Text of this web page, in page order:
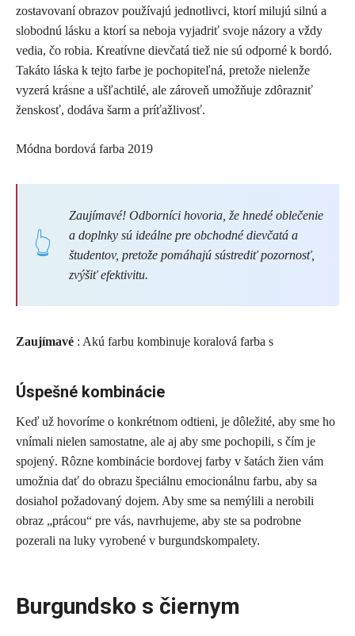
zostavovaní obrazov používajú jednotlivci, ktorí milujú silnú a
slobodnú lásku a ktorí sa neboja vyjadriť svoje názory a vždy
vedia, čo robia. Kreatívne dievčatá tiež nie sú odporné k bordó.
Takáto láska k tejto farbe je pochopiteľná, pretože nielenže
vyzerá krásne a ušľachtilé, ale zároveň umožňuje zdôrazniť
ženskosť, dodáva šarm a príťažlivosť.
Módna bordová farba 2019
Zaujímavé! Odborníci hovoria, že hnedé oblečenie
a doplnky sú ideálne pre obchodné dievčatá a
študentov, pretože pomáhajú sústrediť pozornosť,
zvýšiť efektivitu.
Zaujímavé : Akú farbu kombinuje koralová farba s
Úspešné kombinácie
Keď už hovoríme o konkrétnom odtieni, je dôležité, aby sme ho
vnímali nielen samostatne, ale aj aby sme pochopili, s čím je
spojený. Rôzne kombinácie bordovej farby v šatách žien vám
umožnia dať do obrazu špeciálnu emocionálnu farbu, aby sa
dosiahol požadovaný dojem. Aby sme sa nemýlili a nerobili
obraz „prácou“ pre vás, navrhujeme, aby ste sa podrobne
pozerali na luky vyrobené v burgundskompalety.
Burgundsko s čiernym